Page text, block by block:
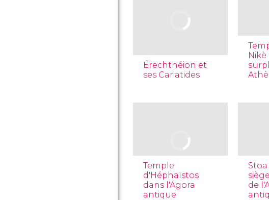
Érechthéion et
ses Cariatides
Nikè
Temple
d'Héphaïstos
dans l'Agora
antique
de